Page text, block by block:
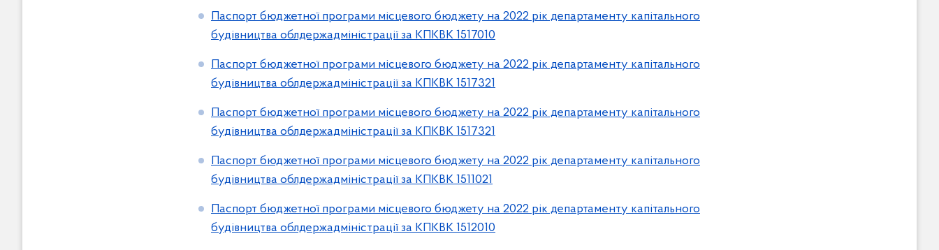
Паспорт бюджетної програми місцевого бюджету на 2022 рік департаменту капітального
будівництва облдержадміністрації за КПКВК 1517010
Паспорт бюджетної програми місцевого бюджету на 2022 рік департаменту капітального
будівництва облдержадміністрації за КПКВК 1517321
Паспорт бюджетної програми місцевого бюджету на 2022 рік департаменту капітального
будівництва облдержадміністрації за КПКВК 1517321
Паспорт бюджетної програми місцевого бюджету на 2022 рік департаменту капітального
будівництва облдержадміністрації за КПКВК 1511021
Паспорт бюджетної програми місцевого бюджету на 2022 рік департаменту капітального
будівництва облдержадміністрації за КПКВК 1512010